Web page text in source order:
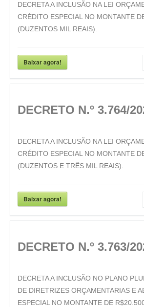
DECRETA A INCLUSÃO NA LEI
CRÉDITO ESPECIAL NO MONTANTE
(DUZENTOS MIL REAIS).
Baixar agora!
DECRETO N.º 3.764/
DECRETA A INCLUSÃO NA LEI
CRÉDITO ESPECIAL NO MONTANTE
(DUZENTOS E TRÊS MIL REAIS).
Baixar agora!
DECRETO N.º 3.763/
DECRETA A INCLUSÃO NO PLANO
DE DIRETRIZES ORÇAMENTARIAS E
ESPECIAL NO MONTANTE DE